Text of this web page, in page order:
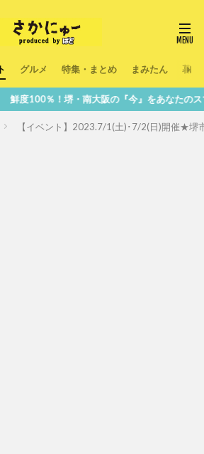
グルメ 特集・まとめ まみたん 暮ら
堺・南大阪の『今』をあなたのスマホへ直送！
【イベント】2023.7/1(土)･7/2(日)開催★堺